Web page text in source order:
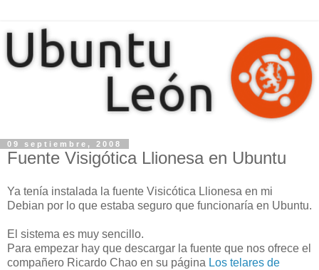
09 septiembre, 2008
Fuente Visigótica Llionesa en Ubuntu
Ya tenía instalada la fuente Visicótica Llionesa en mi
Debian por lo que estaba seguro que funcionaría en Ubuntu.
El sistema es muy sencillo.
Para empezar hay que descargar la fuente que nos ofrece el
compañero Ricardo Chao en su página Los telares de